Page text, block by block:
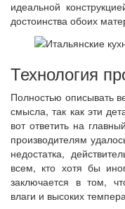
идеальной
достоинства обоих
Технология
Полностью описывать
смысла, так как эти
вот ответить на
производителям
недостатка,
всем, кто хотя бы
заключается в том,
влаги и высоких